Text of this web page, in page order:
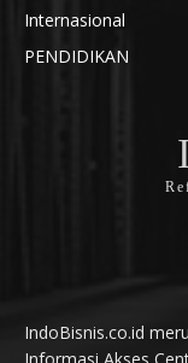
Internasional
PENDIDIKAN
IndoBisnis.co.id